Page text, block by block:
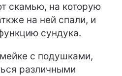
скамью, на которую
на ней спали, и
сундука.
с подушками,
различными